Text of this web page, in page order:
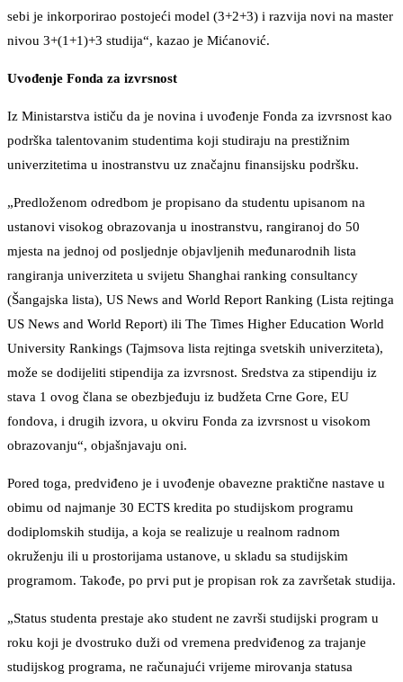
sebi je inkorporirao postojeći model (3+2+3) i razvija novi na master
nivou 3+(1+1)+3 studija“, kazao je Mićanović.
Uvođenje Fonda za izvrsnost
Iz Ministarstva ističu da je novina i uvođenje Fonda za izvrsnost kao
podrška talentovanim studentima koji studiraju na prestižnim
univerzitetima u inostranstvu uz značajnu finansijsku podršku.
„Predloženom odredbom je propisano da studentu upisanom na
ustanovi visokog obrazovanja u inostranstvu, rangiranoj do 50
mjesta na jednoj od posljednje objavljenih međunarodnih lista
rangiranja univerziteta u svijetu Shanghai ranking consultancy
(Šangajska lista), US News and World Report Ranking (Lista rejtinga
US News and World Report) ili The Times Higher Education World
University Rankings (Tajmsova lista rejtinga svetskih univerziteta),
može se dodijeliti stipendija za izvrsnost. Sredstva za stipendiju iz
stava 1 ovog člana se obezbjeđuju iz budžeta Crne Gore, EU
fondova, i drugih izvora, u okviru Fonda za izvrsnost u visokom
obrazovanju“, objašnjavaju oni.
Pored toga, predviđeno je i uvođenje obavezne praktične nastave u
obimu od najmanje 30 ECTS kredita po studijskom programu
dodiplomskih studija, a koja se realizuje u realnom radnom
okruženju ili u prostorijama ustanove, u skladu sa studijskim
programom. Takođe, po prvi put je propisan rok za završetak studija.
„Status studenta prestaje ako student ne završi studijski program u
roku koji je dvostruko duži od vremena predviđenog za trajanje
studijskog programa, ne računajući vrijeme mirovanja statusa